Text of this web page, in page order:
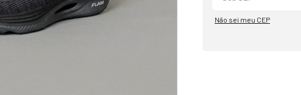
Não sei meu CEP